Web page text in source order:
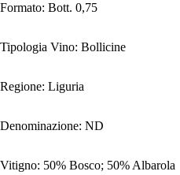
Formato: Bott. 0,75
Tipologia Vino: Bollicine
Regione: Liguria
Denominazione: ND
Vitigno: 50% Bosco; 50% Albarola